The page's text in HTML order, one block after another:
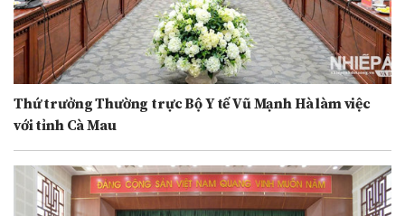
Thứ trưởng Thường trực Bộ Y tế Vũ Mạnh Hà làm việc
với tỉnh Cà Mau